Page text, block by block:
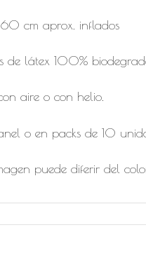
cm aprox. inflados
de látex 100%
aire o con helio.
o en packs de 10
puede diferir del